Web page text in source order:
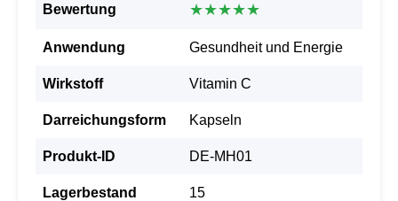
Bewertung ★★★★★
Anwendung Gesundheit und Energie
Wirkstoff Vitamin C
Darreichungsform Kapseln
Produkt-ID DE-MH01
Lagerbestand 15